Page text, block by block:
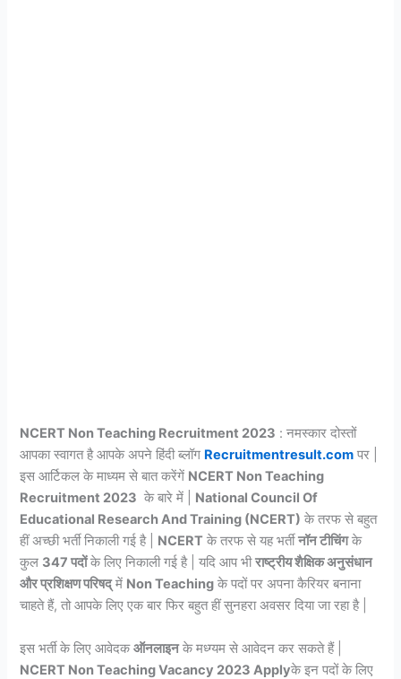
NCERT Non Teaching Recruitment 2023 : नमस्कार दोस्तों
आपका स्वागत है आपके अपने हिंदी ब्लॉग Recruitmentresult.com पर |
इस आर्टिकल के माध्यम से बात करेंगें NCERT Non Teaching
Recruitment 2023 के बारे में | National Council Of
Educational Research And Training (NCERT) के तरफ से बहुत
हीं अच्छी भर्ती निकाली गई है | NCERT के तरफ से यह भर्तीनॉन टीचिंगके
कुल 347 पदोंके लिए निकाली गई है | यदि आप भीराष्ट्रीय शैक्षिक अनुसंधान
और प्रशिक्षण परिषद्में Non Teaching के पदों पर अपना कैरियर बनाना
चाहते हैं, तो आपके लिए एक बार फिर बहुत हीं सुनहरा अवसर दिया जा रहा है |
इस भर्ती के लिए आवेदकऑनलाइनके मध्ग्यम से आवेदन कर सकते हैं |
NCERT Non Teaching Vacancy 2023 Applyके इन पदों के लिए